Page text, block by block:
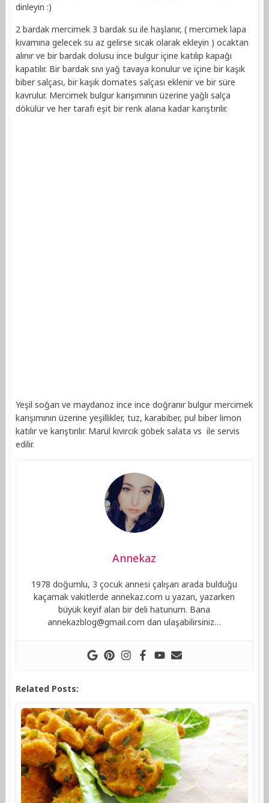
dinleyin :)
2 bardak mercimek 3 bardak su ile haşlanır, ( mercimek lapa
kıvamına gelecek su az gelirse sıcak olarak ekleyin ) ocaktan
alınır ve bir bardak dolusu ince bulgur içine katılıp kapağı
kapatılır. Bir bardak sıvı yağ tavaya konulur ve içine bir kaşık
biber salçası, bir kaşık domates salçası eklenir ve bir süre
kavrulur. Mercimek bulgur karışımının üzerine yağlı salça
dökülür ve her tarafı eşit bir renk alana kadar karıştırılır.
Yeşil soğan ve maydanoz ince ince doğranır bulgur mercimek
karışımının üzerine yeşillikler, tuz, karabiber, pul biber limon
katılır ve karıştırılır. Marul kıvırcık göbek salata vs ile servis
edilir.
Annekaz
1978 doğumlu, 3 çocuk annesi çalışan arada bulduğu
kaçamak vakitlerde annekaz.com u yazan, yazarken
büyük keyif alan bir deli hatunum. Bana
annekazblog@gmail.com dan ulaşabilirsiniz…
Related Posts: